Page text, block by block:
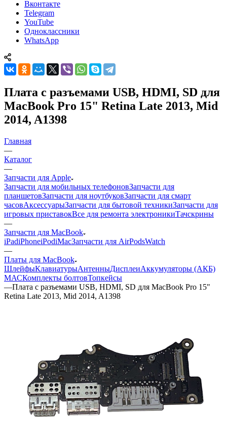
Telegram
YouTube
Одноклассники
WhatsApp
MacBook Pro 15" Retina Late 2013, Mid
2014, A1398
—
Каталог
—
Запчасти для Apple
Запчасти для мобильных телефонов
планшетовЗапчасти для ноутбуковЗапчасти для смарт
часовАксессуарыЗапчасти для бытовой техникиЗапчасти для
игровых приставокВсе для ремонта электроникиТачскрины
—
Запчасти для MacBook
iPadiPhoneiPodiMacЗапчасти для AirPods
—
Платы для MacBook
ШлейфыКлавиатуры
МАСКомплекты болтовТопкейсы
—Плата с разъемами USB, HDMI, SD для MacBook Pro 15"
Retina Late 2013, Mid 2014, A1398